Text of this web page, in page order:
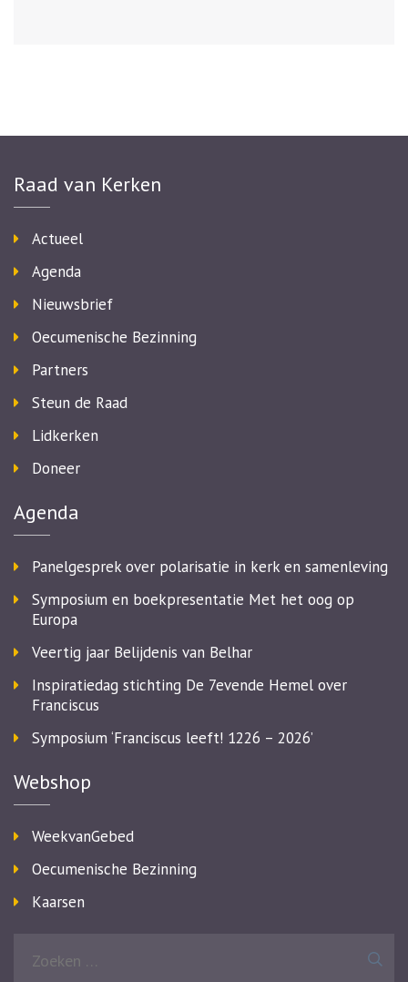
Raad van Kerken
Actueel
Agenda
Nieuwsbrief
Oecumenische Bezinning
Partners
Steun de Raad
Lidkerken
Doneer
Agenda
Panelgesprek over polarisatie in kerk en samenleving
Symposium en boekpresentatie Met het oog op
Europa
Veertig jaar Belijdenis van Belhar
Inspiratiedag stichting De 7evende Hemel over
Franciscus
Symposium ‘Franciscus leeft! 1226 – 2026’
Webshop
WeekvanGebed
Oecumenische Bezinning
Kaarsen